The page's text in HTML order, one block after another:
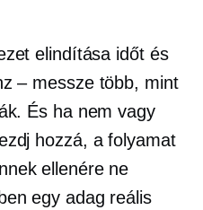
elindítása időt és
– messzetöbb, mint
És ha nem vagy
hozzá, a folyamat
ellenére ne
egy adag reális